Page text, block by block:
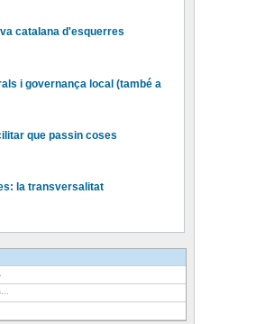
catalana d'esquerres
i governança local (també a
que passin coses
la transversalitat